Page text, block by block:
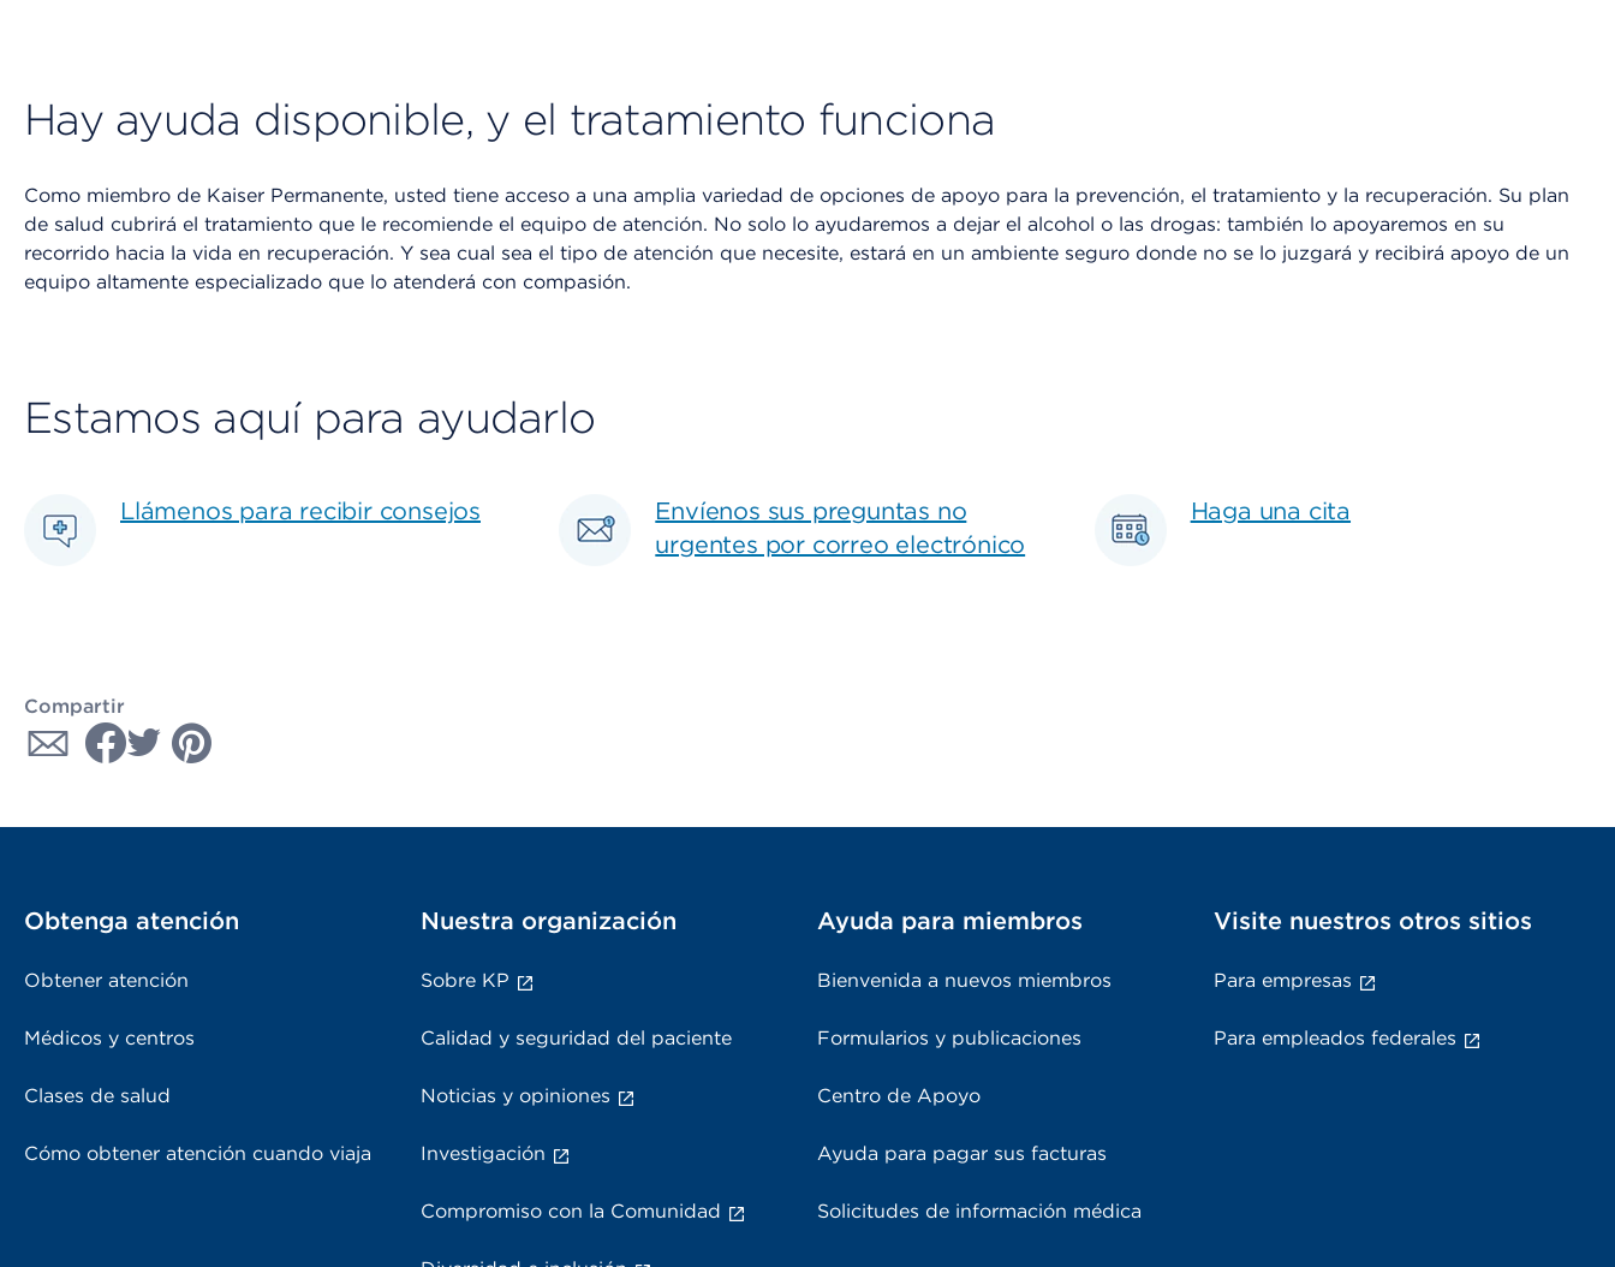
Hay ayuda disponible, y el tratamiento funciona
Como miembro de Kaiser Permanente, usted tiene acceso a una amplia variedad de opciones de apoyo para la prevención, el tratamiento y la recuperación. Su plan
de salud cubrirá el tratamiento que le recomiende el equipo de atención. No solo lo ayudaremos a dejar el alcohol o las drogas: también lo apoyaremos en su
recorrido hacia la vida en recuperación. Y sea cual sea el tipo de atención que necesite, estará en un ambiente seguro donde no se lo juzgará y recibirá apoyo de un
equipo altamente especializado que lo atenderá con compasión.
Estamos aquí para ayudarlo
Llámenos para recibir consejos
Envíenos sus preguntas no
urgentes por correo electrónico
Haga una cita
Compartir
Obtenga atención
Obtener atención
Médicos y centros
Clases de salud
Cómo obtener atención cuando viaja
Nuestra organización
Sobre KP
Calidad y seguridad del paciente
Noticias y opiniones
Investigación
Compromiso con la Comunidad
Ayuda para miembros
Bienvenida a nuevos miembros
Formularios y publicaciones
Centro de Apoyo
Ayuda para pagar sus facturas
Solicitudes de información médica
Visite nuestros otros sitios
Para empresas
Para empleados federales